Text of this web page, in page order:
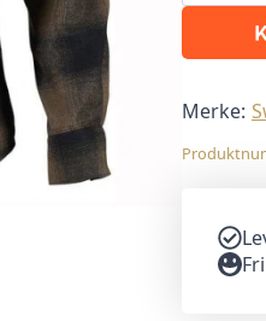
Skjorte
Sand
Merke: